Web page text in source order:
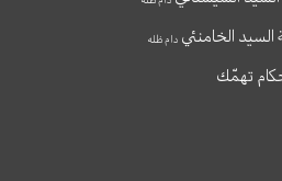
الخامنئيدام ظله
تهمّك